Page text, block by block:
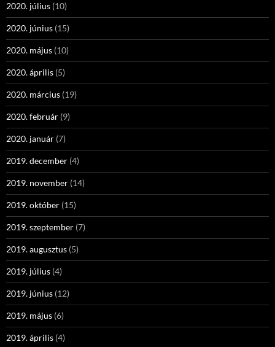
2020. július (10)
2020. június (15)
2020. május (10)
2020. április (5)
2020. március (19)
2020. február (9)
2020. január (7)
2019. december (4)
2019. november (14)
2019. október (15)
2019. szeptember (7)
2019. augusztus (5)
2019. július (4)
2019. június (12)
2019. május (6)
2019. április (4)